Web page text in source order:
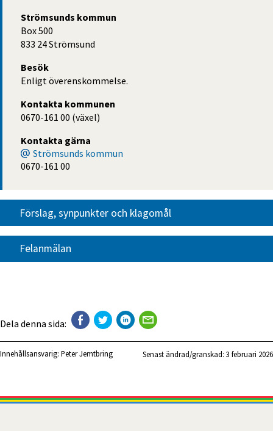
Strömsunds kommun
Box 500
833 24 Strömsund
Besök
Enligt överenskommelse.
Kontakta kommunen
0670-161 00 (växel)
Kontakta gärna
Strömsunds kommun
0670-161 00
Förslag, synpunkter och klagomål
Felanmälan
Dela denna sida:
Innehållsansvarig: Peter Jemtbring Senast ändrad/granskad: 3 februari 2026